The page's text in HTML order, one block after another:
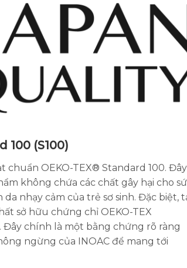
100 (S100)
chuẩn OEKO-TEX® Standard 100. Đây
không chứa các chất gây hại cho
nhạy cảm của trẻ sơ sinh. Đặc biệt,
sở hữu chứng chỉ OEKO-TEX
Đây chính là một bằng chứng rõ ràng
ngừng của INOAC để mang tới